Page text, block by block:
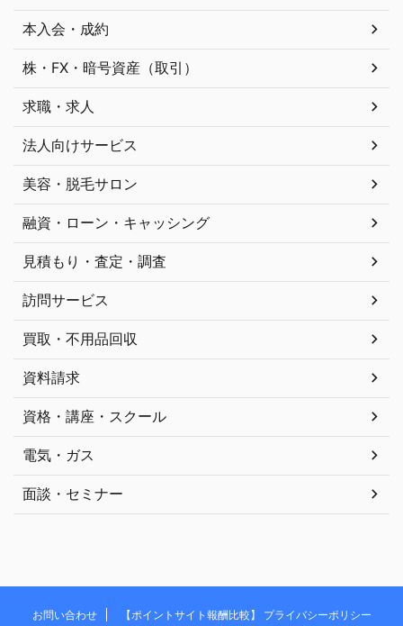
本入会・成約
株・FX・暗号資産（取引）
求職・求人
法人向けサービス
美容・脱毛サロン
融資・ローン・キャッシング
見積もり・査定・調査
訪問サービス
買取・不用品回収
資料請求
資格・講座・スクール
電気・ガス
面談・セミナー
お問い合わせ 【ポイントサイト報酬比較】 プライバシーポリシー